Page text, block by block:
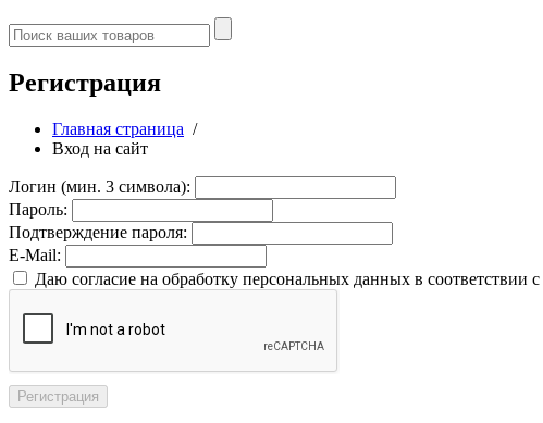
Регистрация
Главная страница /
Вход на сайт
Логин (мин. 3 символа):
Пароль:
Подтверждение пароля:
E-Mail:
Даю согласие на обработку персональных данных в соответствии с